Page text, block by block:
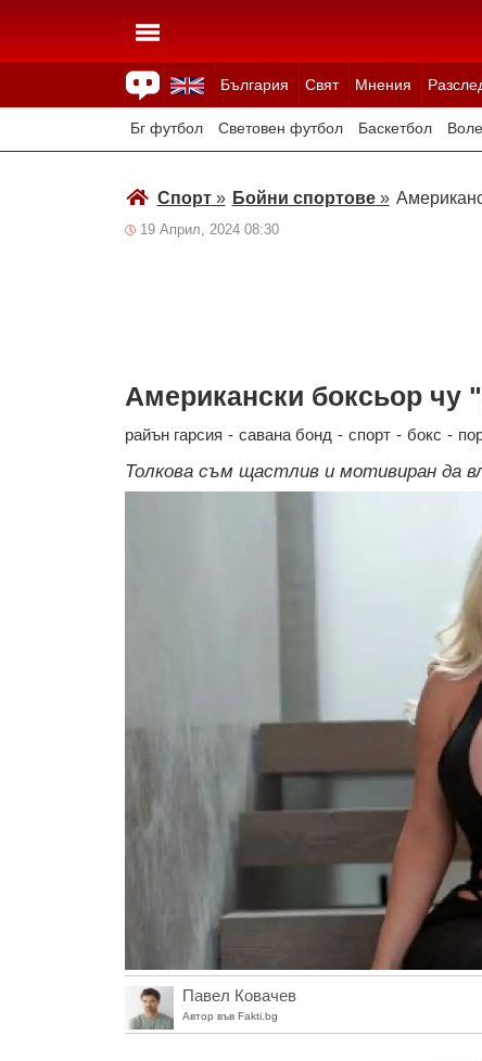
България Свят Мнения
Здраве Времето Анкети Вицове Куизове
Бг футбол Световен футбол Баскетбол
Спорт» Бойни спортове»
19 Април, 2024 08:30
Aмерикански боксьор чу
райън гарсия - савана бонд - спорт - бокс -
Толкова съм щастлив и мотивиран да
Павел Ковачев
Автор във Fakti.bg